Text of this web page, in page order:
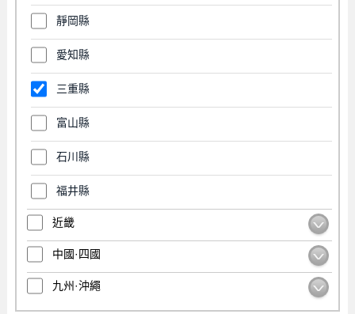
靜岡縣
愛知縣
三重縣
富山縣
石川縣
福井縣
近畿
中國·四國
九州·沖繩